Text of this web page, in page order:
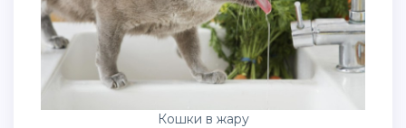
Кошки в жару